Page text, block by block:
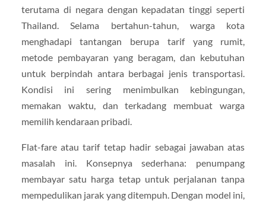
terutama di negara dengan kepadatan tinggi seperti
Thailand. Selama bertahun-tahun, warga kota
menghadapi tantangan berupa tarif yang rumit,
metode pembayaran yang beragam, dan kebutuhan
untuk berpindah antara berbagai jenis transportasi.
Kondisi ini sering menimbulkan kebingungan,
memakan waktu, dan terkadang membuat warga
memilih kendaraan pribadi.
Flat-fare atau tarif tetap hadir sebagai jawaban atas
masalah ini. Konsepnya sederhana: penumpang
membayar satu harga tetap untuk perjalanan tanpa
mempedulikan jarak yang ditempuh. Dengan model ini,